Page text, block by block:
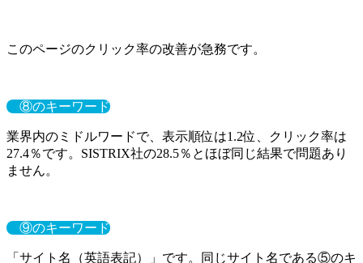
このページのクリック率の改善が急務です。
⑧のキーワード
業界内のミドルワードで、表示順位は1.2位、クリック率は
27.4％です。SISTRIX社の28.5％とほぼ同じ結果で問題あり
ません。
⑨のキーワード
「サイト名（英語表記）」です。同じサイト名である⑤のキ